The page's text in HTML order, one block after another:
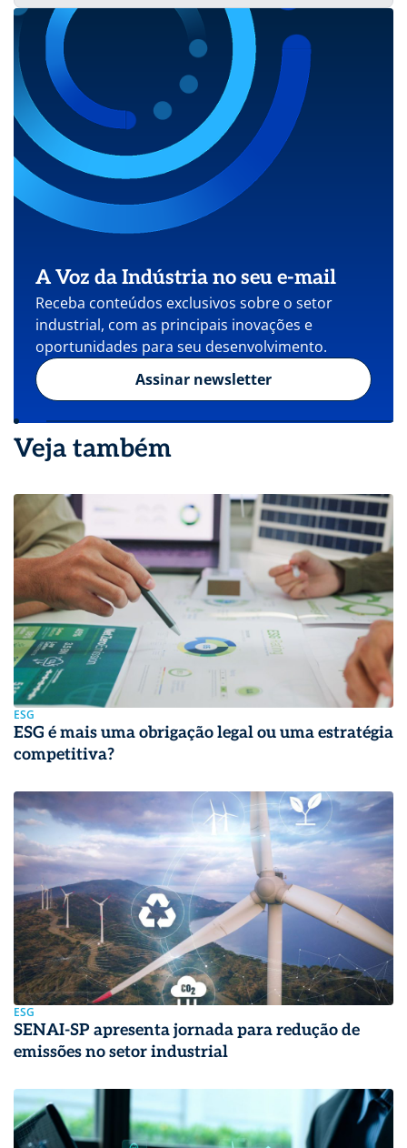
A Voz da Indústria no seu e-mail
Receba conteúdos exclusivos sobre o setor
industrial, com as principais inovações e
oportunidades para seu desenvolvimento.
Assinar newsletter
Veja também
ESG
ESG é mais uma obrigação legal ou uma estratégia
competitiva?
ESG
SENAI-SP apresenta jornada para redução de
emissões no setor industrial